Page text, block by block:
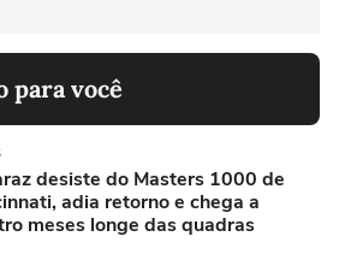
para você
desiste do Masters 1000 de
adia retorno e chega a
meses longe das quadras